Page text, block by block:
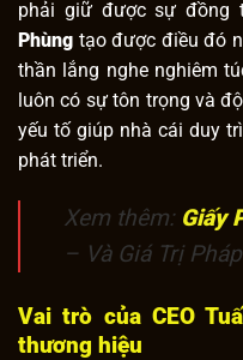
phải giữ được sự đồng
Phùng tạo được điều đó
thần lắng nghe nghiêm
luôn có sự tôn trọng và
yếu tố giúp nhà cái duy
phát triển.
Xem thêm: Giấy
– Và Giá Trị
Vai trò của CEO
thương hiệu